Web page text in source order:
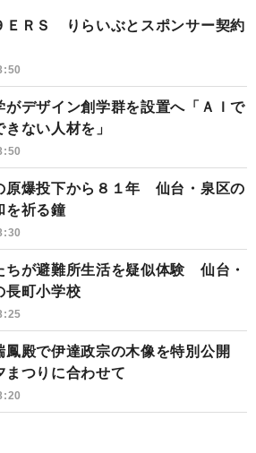
ＥＲＳ りらいぶとスポンサー契約
がデザイン創学群を設置へ「ＡＩで
きない人材を」
原爆投下から８１年 仙台・泉区の
を祈る鐘
ちが避難所生活を疑似体験 仙台・
長町小学校
鳳殿で伊達政宗の木像を特別公開
まつりに合わせて